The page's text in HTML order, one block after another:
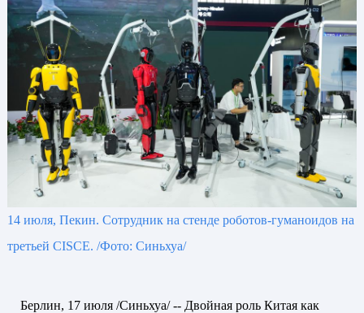
14 июля, Пекин. Сотрудник на стенде роботов-гуманоидов на
третьей CISCE. /Фото: Синьхуа/
Берлин, 17 июля /Синьхуа/ -- Двойная роль Китая как